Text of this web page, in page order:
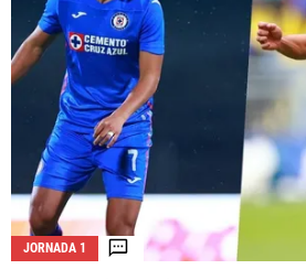
LIGA MX
FEMENIL
FUERZAS BÁSICAS
MERCADO DE FICHAJES
OPINIÓN
JORNADA 1